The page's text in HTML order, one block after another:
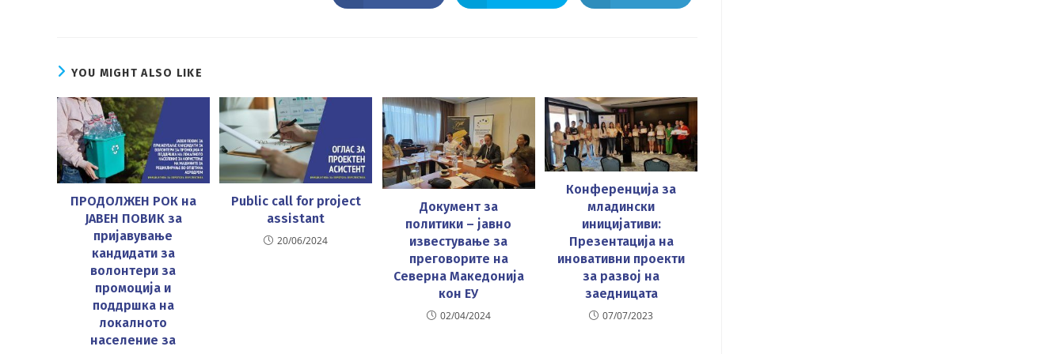
in in in
YOU MIGHT ALSO LIKE
ПРОДОЛЖЕН РОК на
ЈАВЕН ПОВИК за
пријавување
кандидати за
волонтери за
промоција и
поддршка на
локалното
население за
Public call for project
assistant
20/06/2024
Документ за
политики – јавно
известување за
преговорите на
Северна Македонија
кон ЕУ
02/04/2024
Конференција за
младински
иницијативи:
Презентација на
иновативни проекти
за развој на
заедницата
07/07/2023